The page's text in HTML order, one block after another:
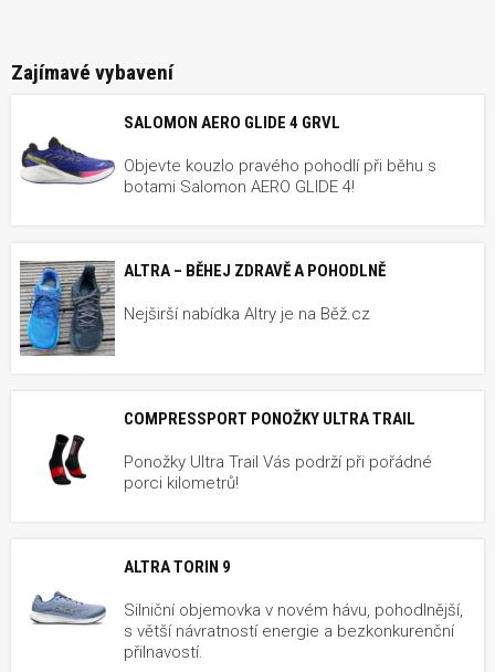
Zajímavé vybavení
SALOMON AERO GLIDE 4 GRVL
Objevte kouzlo pravého pohodlí při běhu s
botami Salomon AERO GLIDE 4!
ALTRA – BĚHEJ ZDRAVĚ A POHODLNĚ
Nejširší nabídka Altry je na Běž.cz
COMPRESSPORT PONOŽKY ULTRA TRAIL
Ponožky Ultra Trail Vás podrží při pořádné
porci kilometrů!
ALTRA TORIN 9
Silniční objemovka v novém hávu, pohodlnější,
s větší návratností energie a bezkonkurenční
přilnavostí.